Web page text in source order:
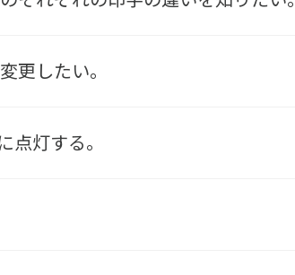
更したい。
点灯する。